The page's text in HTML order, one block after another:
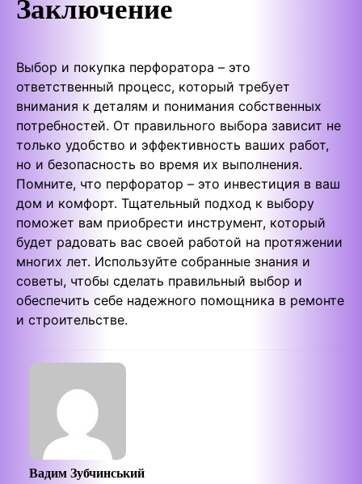
Выбор и покупка перфоратора – это
ответственный процесс, который требует
внимания к деталям и понимания собственных
потребностей. От правильного выбора зависит не
только удобство и эффективность ваших работ,
но и безопасность во время их выполнения.
Помните, что перфоратор – это инвестиция в ваш
дом и комфорт. Тщательный подход к выбору
поможет вам приобрести инструмент, который
будет радовать вас своей работой на протяжении
многих лет. Используйте собранные знания и
советы, чтобы сделать правильный выбор и
обеспечить себе надежного помощника в ремонте
и строительстве.
Вадим Зубчинський